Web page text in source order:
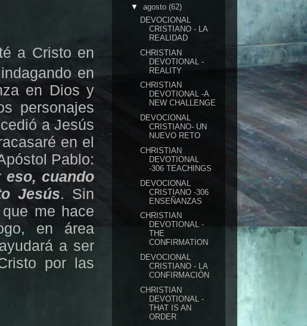
a Cristo en
en
en Dios y
personajes
a Jesús
en el
Pablo:
cuando
Jesús. Sin
me hace
en área
a ser
por las
▼ agosto (62)
DEVOCIONAL
CRISTIANO - LA
REALIDAD
CHRISTIAN
DEVOTIONAL -
REALITY
CHRISTIAN
DEVOTIONAL -A
NEW CHALLENGE
DEVOCIONAL
CRISTIANO- UN
NUEVO RETO
CHRISTIAN
DEVOTIONAL
-306 TEACHINGS
DEVOCIONAL
CRISTIANO -306
ENSEÑANZAS
CHRISTIAN
DEVOTIONAL -
THE
CONFIRMATION
DEVOCIONAL
CRISTIANO - LA
CONFIRMACIÓN
CHRISTIAN
DEVOTIONAL -
THAT IS AN
ORDER